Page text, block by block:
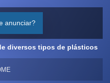
anunciar?
diversos tipos de plásticos